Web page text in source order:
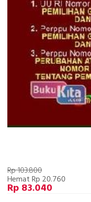
Rp 103.800
Hemat Rp 20.760
Rp 83.040